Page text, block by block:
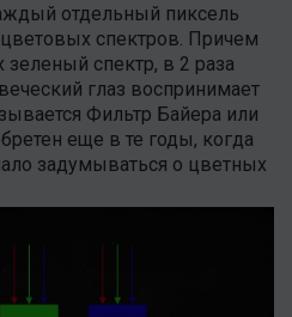
отдельный пиксель
спектров. Причем
спектр, в 2 раза
глаз воспринимает
Фильтр Байера или
еще в те годы, когда
задумываться о цветных